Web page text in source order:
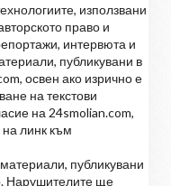
използвани
право и
интервюта и
публикувани в
освен ако изрично е
на текстови
на 24smolian.com,
линк към
публикувани
Нарушителите ще